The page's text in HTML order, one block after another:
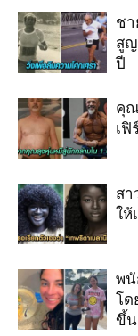
ชา
สูญ
ปี
คุณ
เฟิ
สา
ให้
พนั
โด
ขึ้น